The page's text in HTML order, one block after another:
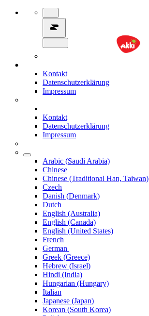
Kontakt
Datenschutzerklärung
Impressum
Kontakt
Datenschutzerklärung
Impressum
Arabic (Saudi Arabia)
Chinese
Chinese (Traditional Han, Taiwan)
Czech
Danish (Denmark)
Dutch
English (Australia)
English (Canada)
English (United States)
French
German
Greek (Greece)
Hebrew (Israel)
Hindi (India)
Hungarian (Hungary)
Italian
Japanese (Japan)
Korean (South Korea)